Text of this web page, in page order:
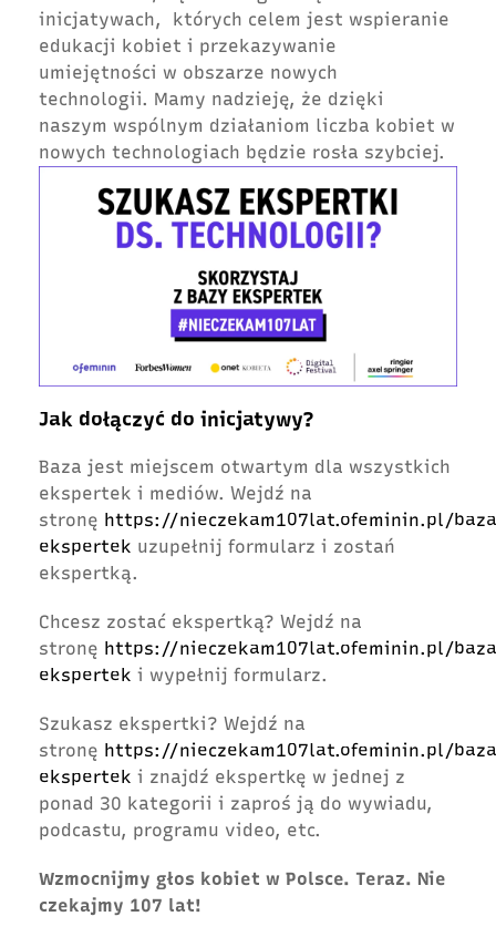
inicjatywach, których celem jest wspieranie
edukacji kobiet i przekazywanie
umiejętności w obszarze nowych
technologii. Mamy nadzieję, że dzięki
naszym wspólnym działaniom liczba kobiet w
nowych technologiach będzie rosła szybciej.
Jak dołączyć do inicjatywy?
Baza jest miejscem otwartym dla wszystkich
ekspertek i mediów. Wejdź na
stronę https://nieczekam107lat.ofeminin.pl/
ekspertek uzupełnij formularz i zostań
ekspertką.
Chcesz zostać ekspertką? Wejdź na
stronę https://nieczekam107lat.ofeminin.pl/
ekspertek i wypełnij formularz.
Szukasz ekspertki? Wejdź na
stronę https://nieczekam107lat.ofeminin.pl/
ekspertek i znajdź ekspertkę w jednej z
ponad 30 kategorii i zaproś ją do wywiadu,
podcastu, programu video, etc.
Wzmocnijmy głos kobiet w Polsce. Teraz. Nie
czekajmy 107 lat!